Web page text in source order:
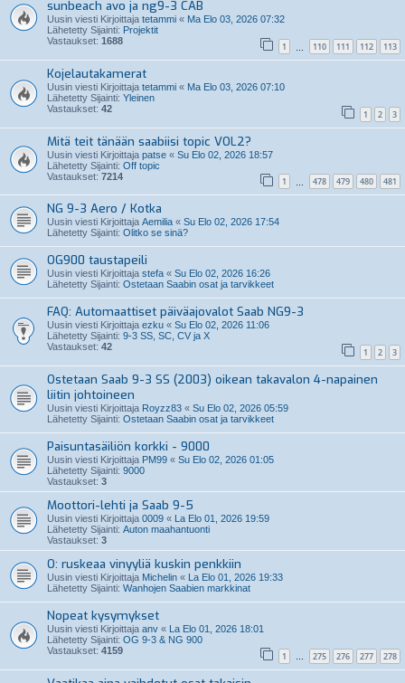
sunbeach avo ja ng9-3 CAB
Uusin viesti Kirjoittaja tetammi « Ma Elo 03, 2026 07:32
Lähetetty Sijainti: Projektit
Vastaukset: 1688 1 110 111 112 113
Kojelautakamerat
Uusin viesti Kirjoittaja tetammi « Ma Elo 03, 2026 07:10
Lähetetty Sijainti: Yleinen
Vastaukset: 42 1 2 3
Mitä teit tänään saabiisi topic VOL2?
Uusin viesti Kirjoittaja patse « Su Elo 02, 2026 18:57
Lähetetty Sijainti: Off topic
Vastaukset: 7214 1 478 479 480 481
NG 9-3 Aero / Kotka
Uusin viesti Kirjoittaja Aemilia « Su Elo 02, 2026 17:54
Lähetetty Sijainti: Olitko se sinä?
OG900 taustapeili
Uusin viesti Kirjoittaja stefa « Su Elo 02, 2026 16:26
Lähetetty Sijainti: Ostetaan Saabin osat ja tarvikkeet
FAQ: Automaattiset päiväajovalot Saab NG9-3
Uusin viesti Kirjoittaja ezku « Su Elo 02, 2026 11:06
Lähetetty Sijainti: 9-3 SS, SC, CV ja X
Vastaukset: 42 1 2 3
Ostetaan Saab 9-3 SS (2003) oikean takavalon 4-napainen
liitin johtoineen
Uusin viesti Kirjoittaja Royzz83 « Su Elo 02, 2026 05:59
Lähetetty Sijainti: Ostetaan Saabin osat ja tarvikkeet
Paisuntasäiliön korkki - 9000
Uusin viesti Kirjoittaja PM99 « Su Elo 02, 2026 01:05
Lähetetty Sijainti: 9000
Vastaukset: 3
Moottori-lehti ja Saab 9-5
Uusin viesti Kirjoittaja 0009 « La Elo 01, 2026 19:59
Lähetetty Sijainti: Auton maahantuonti
Vastaukset: 3
O: ruskeaa vinyyliä kuskin penkkiin
Uusin viesti Kirjoittaja Michelin « La Elo 01, 2026 19:33
Lähetetty Sijainti: Wanhojen Saabien markkinat
Nopeat kysymykset
Uusin viesti Kirjoittaja anv « La Elo 01, 2026 18:01
Lähetetty Sijainti: OG 9-3 & NG 900
Vastaukset: 4159 1 … 275 276 277 278